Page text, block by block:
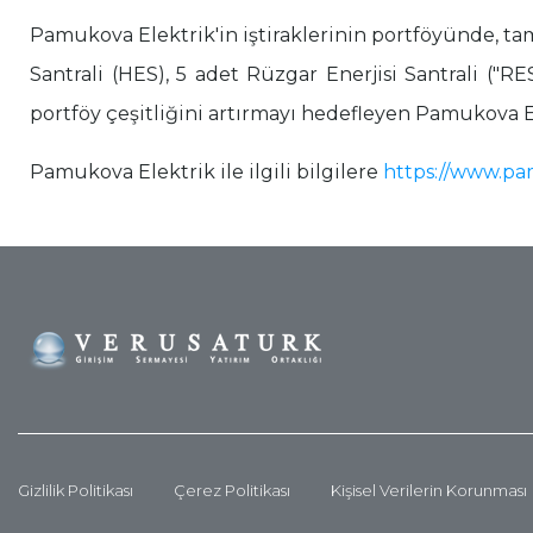
Pamukova Elektrik'in iştiraklerinin portföyünde,
Santrali (HES), 5 adet Rüzgar Enerjisi Santrali
portföy çeşitliğini artırmayı hedefleyen Pamukova
Pamukova Elektrik ile ilgili bilgilere https://
Gizlilik Politikası Çerez Politikası Kişisel Verilerin Korunması